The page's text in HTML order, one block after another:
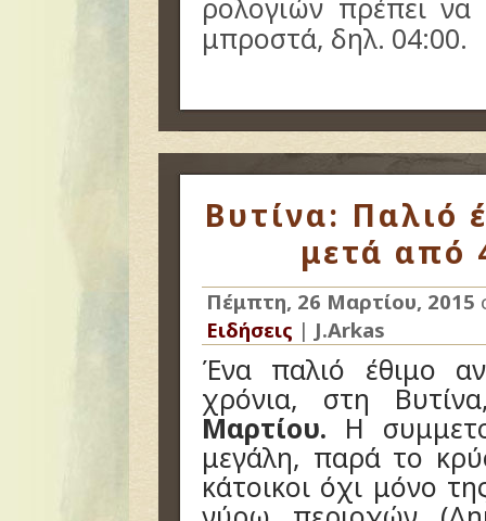
ρολογιών πρέπει
μπροστά, δηλ. 04:00.
Βυτίνα: Παλιό
μετά από
Πέμπτη, 26 Μαρτίου, 2015
Ειδήσεις | J.Arkas
Ένα παλιό έθιμο
χρόνια, στη
Μαρτίου. Η
μεγάλη, παρά το
κάτοικοι όχι μόνο